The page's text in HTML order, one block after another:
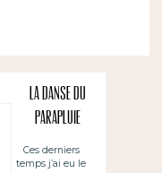
La danse du
parapluie
Ces derniers
temps j’ai eu le